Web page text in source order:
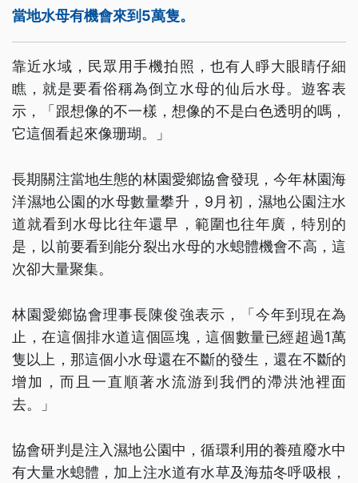
當地水母有機會來到5萬隻。
靠近水域，民眾用手機拍照，也有人睜大眼睛仔細
瞧，就是要看俗稱為倒立水母的仙后水母。遊客表
示，「跟想像的不一樣，想像的不是白色透明的嗎，
它這個看起來像珊瑚。」
長期關注當地生態的林園愛鄉協會發現，今年林園海
洋濕地公園的水母數量攀升，9月初，濕地公園注水
道就看到水母比往年還早，範圍也往年廣，特別的
是，以前要看到能分裂出水母的水螅體機會不高，這
次卻大量聚集。
林園愛鄉協會理事長陳俊強表示，「今年到現在為
止，在這個排水道這個區塊，這個數量已經超過1萬
隻以上，那這個小水母還在不斷的發生，還在不斷的
增加，而且一直順著水流游到我們的滯洪池裡面
去。」
協會研判是注入濕地公園中，循環利用的養殖廢水中
有大量水螅體，加上注水道有水草及海茄冬呼吸根，